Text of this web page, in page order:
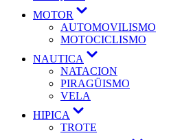
MOTOR
AUTOMOVILISMO
MOTOCICLISMO
NAUTICA
NATACION
PIRAGÜISMO
VELA
HIPICA
TROTE